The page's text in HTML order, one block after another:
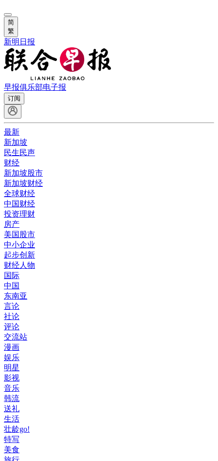
简
繁
新明日报
早报俱乐部电子报
订阅
最新
新加坡
民生民声
财经
新加坡股市
新加坡财经
全球财经
中国财经
投资理财
房产
美国股市
中小企业
起步创新
财经人物
国际
中国
东南亚
言论
社论
评论
交流站
漫画
娱乐
明星
影视
音乐
韩流
送礼
生活
壮龄go!
特写
美食